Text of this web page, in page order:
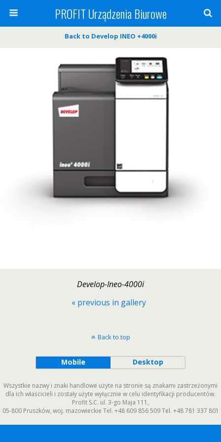
PROFIT Urządzenia Biurowe
Back to Develop INEO +4000i
Develop-Ineo-4000i
« previous in gallery
Back to top
Mobile Desktop
Wszystkie nazwy i znaki handlowe użyte na stronie są znakami zastrzeżonymi
dla ich właścicieli i zostały użyte wyłącznie w celu identyfikacji producentów.
Profit S.C. ul. 3-go Maja 111 ,
05-800 Pruszków, woj. mazowieckie Tel. +48 609 856 509Tel. +48 781 337 801